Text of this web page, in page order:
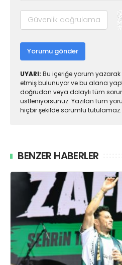
Yorumu gönder
UYARI: Bu içeriğe yorum yazarak
etmiş bulunuyor ve bu alana
doğrudan veya dolaylı tüm
üstleniyorsunuz. Yazılan tüm
hiçbir şekilde sorumlu tutulamaz.
BENZER HABERLER